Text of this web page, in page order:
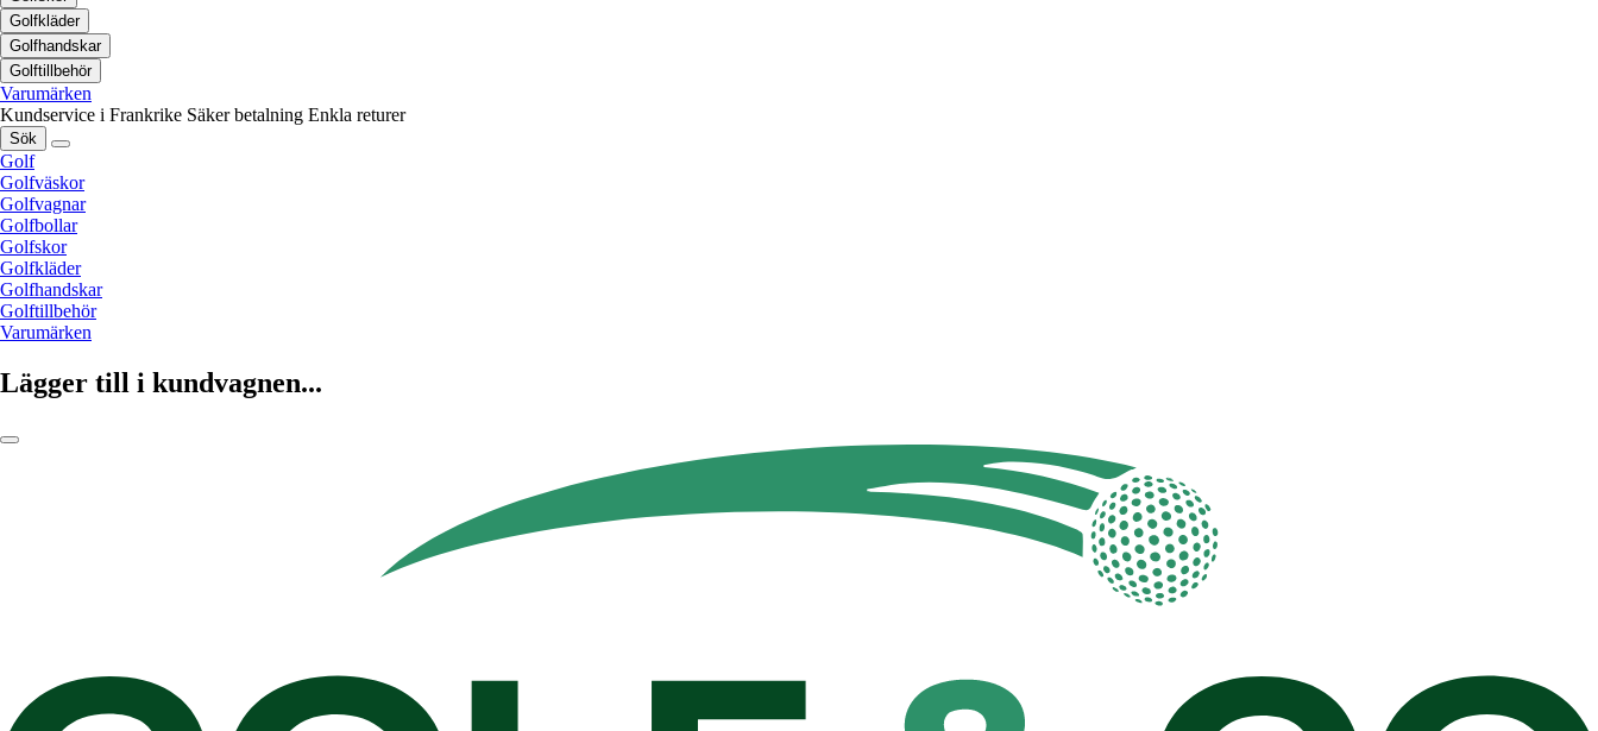
Golfkläder
Golfhandskar
Golftillbehör
Varumärken
Kundservice i Frankrike Säker betalning Enkla returer
Sök
Golf
Golfväskor
Golfvagnar
Golfbollar
Golfskor
Golfkläder
Golfhandskar
Golftillbehör
Varumärken
Lägger till i kundvagnen...